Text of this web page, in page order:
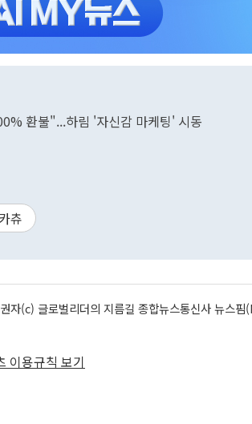
환불"...하림 '자신감 마케팅' 시동
츄
자(c) 글로벌리더의 지름길 종합뉴스통신사 뉴스
이용규칙 보기